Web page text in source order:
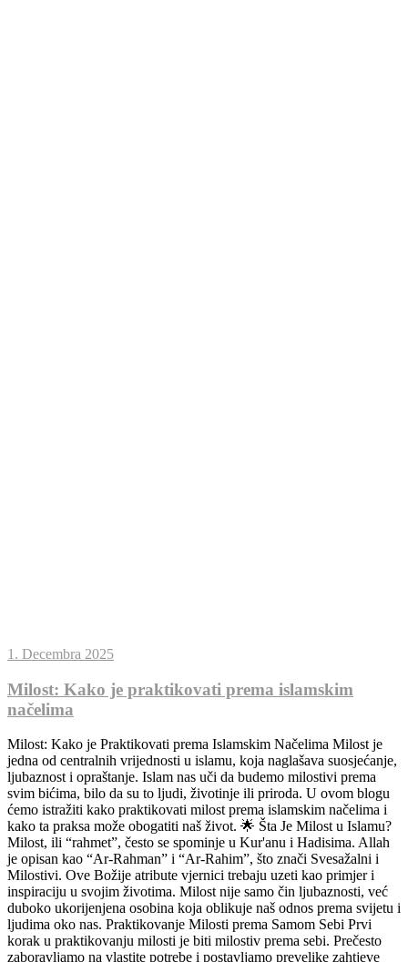
1. Decembra 2025
Milost: Kako je praktikovati prema islamskim
načelima
Milost: Kako je Praktikovati prema Islamskim Načelima Milost je
jedna od centralnih vrijednosti u islamu, koja naglašava suosjećanje,
ljubaznost i opraštanje. Islam nas uči da budemo milostivi prema
svim bićima, bilo da su to ljudi, životinje ili priroda. U ovom blogu
ćemo istražiti kako praktikovati milost prema islamskim načelima i
kako ta praksa može obogatiti naš život. 🌟 Šta Je Milost u Islamu?
Milost, ili “rahmet”, često se spominje u Kur'anu i Hadisima. Allah
je opisan kao “Ar-Rahman” i “Ar-Rahim”, što znači Svesažalni i
Milostivi. Ove Božije atribute vjernici trebaju uzeti kao primjer i
inspiraciju u svojim životima. Milost nije samo čin ljubaznosti, već
duboko ukorijenjena osobina koja oblikuje naš odnos prema svijetu i
ljudima oko nas. Praktikovanje Milosti prema Samom Sebi Prvi
korak u praktikovanju milosti je biti milostiv prema sebi. Prečesto
zaboravljamo na vlastite potrebe i postavljamo prevelike zahtjeve